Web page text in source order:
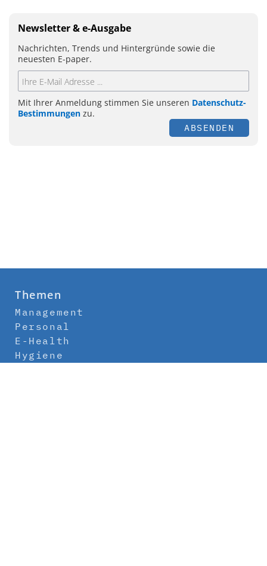
Newsletter & e-Ausgabe
Nachrichten, Trends und Hintergründe sowie die
neuesten E-paper.
Mit Ihrer Anmeldung stimmen Sie unseren Datenschutz-
Bestimmungen zu.
ABSENDEN
Themen
Management
Personal
E-Health
Hygiene